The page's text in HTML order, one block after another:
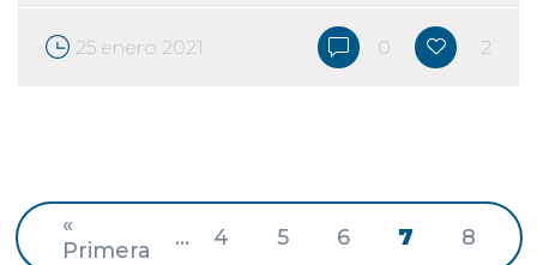
25 enero 2021 0 2
«
Primera
... 4 5 6 7 8